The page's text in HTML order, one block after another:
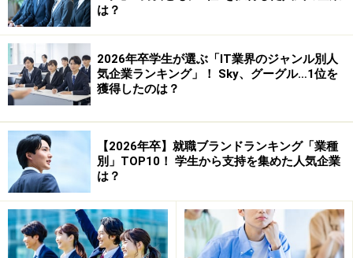
トする。
例えば記入欄が「志望動機」「自己PR」「入社後やって
みたいこと（インターンシップでやってみたいこと）」
と3つあるとしよう。そしてその企業が「求める力」が
どの欄にどの力をPRするべきか。例えば、君が「サーク
ルネタ」「バイトネタ」の2本柱で書くとするなら、
A.志望動機…サークルネタ（チームワークをPR）
B.自己PR…バイトネタ（チームワークをPR）
は？
2026年卒学生が選ぶ「IT業界のジャンル別人
気企業ランキング」！ Sky、グーグル…1位を
獲得したのは？
【2026年卒】就職ブランドランキング「業種
別」TOP10！ 学生から支持を集めた人気企業
は？